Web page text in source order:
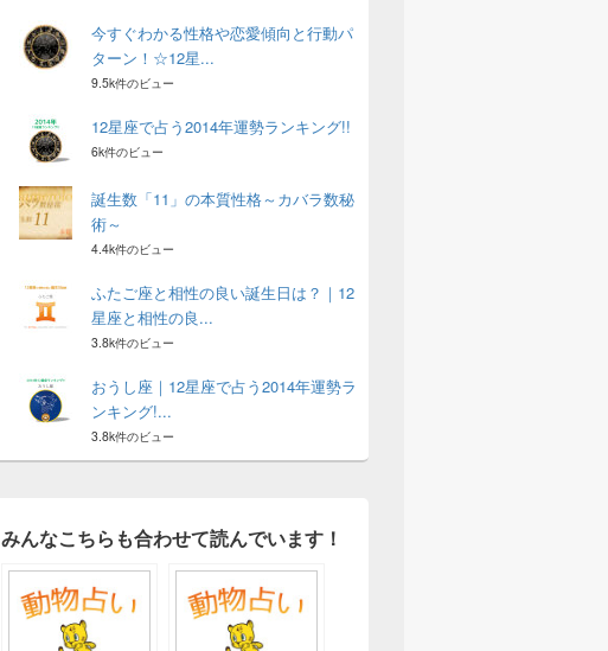
今すぐわかる性格や恋愛傾向と行動パ
ターン！☆12星...
9.5k件のビュー
12星座で占う2014年運勢ランキング!!
6k件のビュー
誕生数「11」の本質性格～カバラ数秘
術～
4.4k件のビュー
ふたご座と相性の良い誕生日は？｜12
星座と相性の良...
3.8k件のビュー
おうし座｜12星座で占う2014年運勢ラ
ンキング!...
3.8k件のビュー
みんなこちらも合わせて読んでいます！